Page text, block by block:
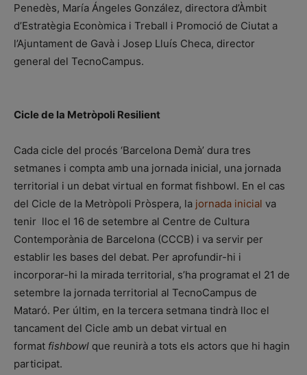
Penedès, María Ángeles González, directora d’Àmbit
d’Estratègia Econòmica i Treball i Promoció de Ciutat a
l’Ajuntament de Gavà i Josep Lluís Checa, director
general del TecnoCampus.
Cicle de la Metròpoli Resilient
Cada cicle del procés ‘Barcelona Demà’ dura tres
setmanes i compta amb una jornada inicial, una jornada
territorial i un debat virtual en format fishbowl. En el cas
del Cicle de la Metròpoli Pròspera, la jornada inicial va
tenir lloc el 16 de setembre al Centre de Cultura
Contemporània de Barcelona (CCCB) i va servir per
establir les bases del debat. Per aprofundir-hi i
incorporar-hi la mirada territorial, s’ha programat el 21 de
setembre la jornada territorial al TecnoCampus de
Mataró. Per últim, en la tercera setmana tindrà lloc el
tancament del Cicle amb un debat virtual en
format fishbowl que reunirà a tots els actors que hi hagin
participat.